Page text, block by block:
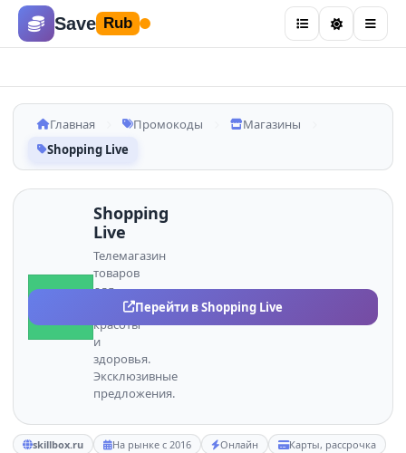
Save Rub
Главная Промокоды
Магазины
Shopping Live
Shopping
Live
Телемагазин
товаров
для
дома,
красоты
и
здоровья.
Эксклюзивные
предложения.
Перейти в Shopping Live
skillbox.ru На рынке с 2016 Онлайн
Карты, рассрочка